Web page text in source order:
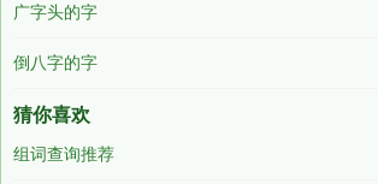
广字头的字
倒八字的字
猜你喜欢
组词查询推荐